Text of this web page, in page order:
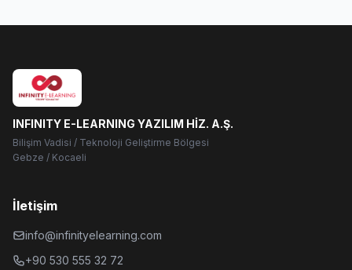
INFINITY E-LEARNING YAZILIM HİZ. A.Ş.
Bilişim Vadisi / Teknoloji Geliştirme Bölgesi
Gebze / Kocaeli
İletişim
info@infinityelearning.com
+90 530 555 32 72